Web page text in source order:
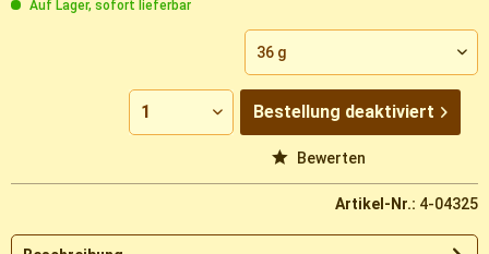
Auf Lager, sofort lieferbar
Bestellung deaktiviert
Bewerten
Artikel-Nr.: 4-04325